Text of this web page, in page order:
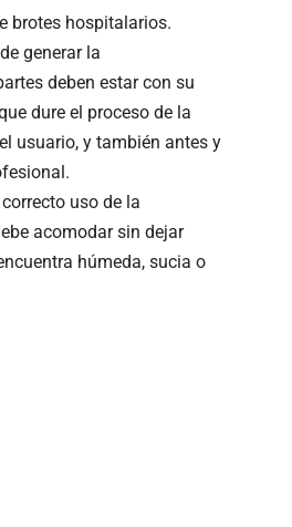
brotes hospitalarios.
generar la
deben estar con su
dure el proceso de la
usuario, y también antes y
uso de la
acomodar sin dejar
húmeda, sucia o